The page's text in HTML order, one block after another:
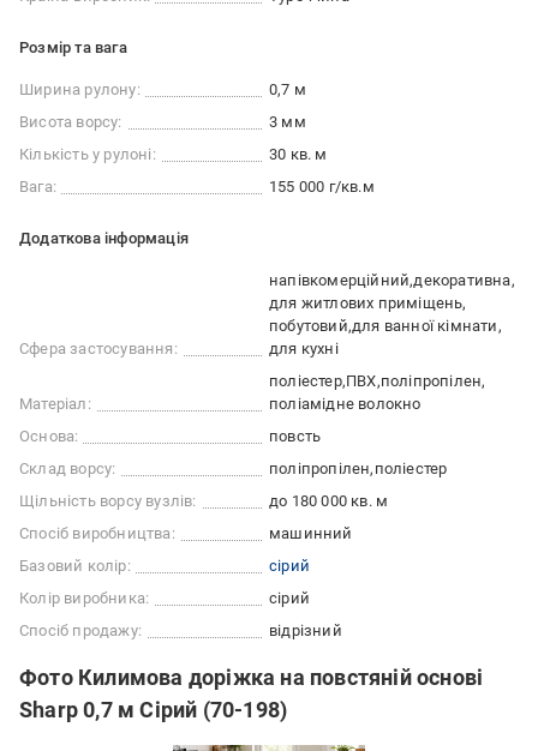
Розмір та вага
Ширина рулону:
0,7 м
Висота ворсу:
3 мм
Кількість у рулоні:
30 кв. м
Вага:
155 000 г/кв.м
Додаткова інформація
Сфера застосування:
напівкомерційний декоративна
для житлових приміщень
побутовий для ванної кімнати
для кухні
Матеріал:
поліестер ПВХ поліпропілен
поліамідне волокно
Основа:
повсть
Склад ворсу:
поліпропілен поліестер
Щільність ворсу вузлів:
до 180 000 кв. м
Спосіб виробництва:
машинний
Базовий колір:
сірий
Колір виробника:
сірий
Спосіб продажу:
відрізний
Фото Килимова доріжка на повстяній основі
Sharp 0,7 м Сірий (70-198)